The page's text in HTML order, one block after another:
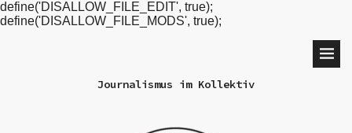
define('DISALLOW_FILE_EDIT', true);
define('DISALLOW_FILE_MODS', true);
Journalismus im Kollektiv